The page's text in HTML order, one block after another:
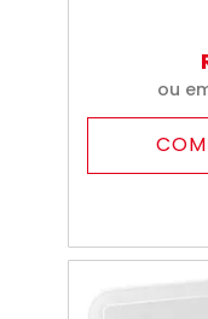
ou